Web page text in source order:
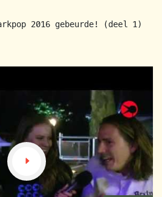
2016 gebeurde! (deel 1)